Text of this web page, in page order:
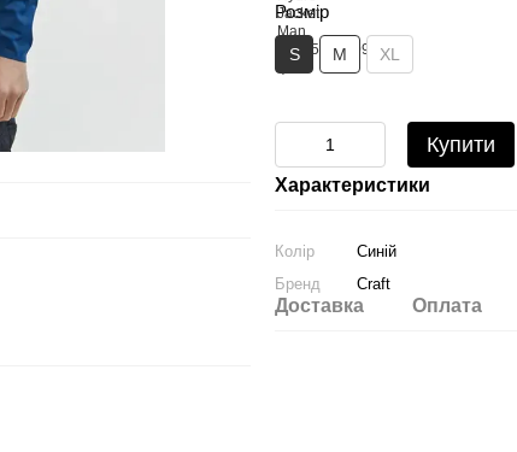
Розмір
S M XL
Купити
Характеристики
Колір
Синій
Бренд
Craft
Доставка Оплата